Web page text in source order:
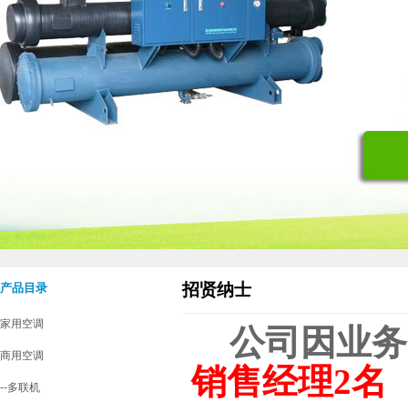
产品目录
家用空调
商用空调
--多联机
招贤纳士
公司因业
销售经理2名